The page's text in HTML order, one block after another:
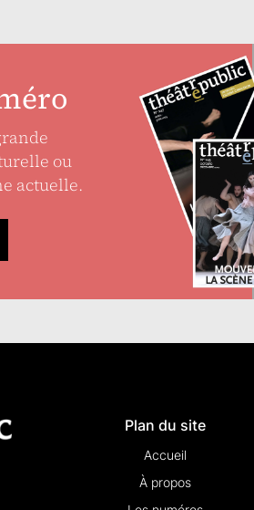
ou
actuelle.
Plan du site
Accueil
À propos